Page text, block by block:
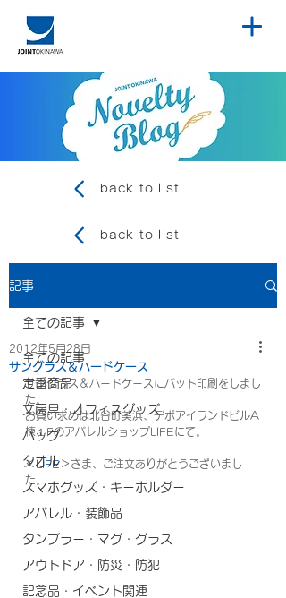
back to list
back to list
記事
全ての記事
定番商品
文房具・オフィスグッズ
バッグ
タオル
スマホグッズ・キーホルダー
アパレル・装飾品
タンブラー・マグ・グラス
アウトドア・防災・防犯
記念品・イベント関連
全ての記事
サングラス＆ハードケース
2012年5月28日
サングラス＆ハードケースにパット印刷をしまし
た。
お買い求めは北谷町美浜、デポアイランドビルA
棟１FのアパレルショップLIFEにて。
＜LIFE＞さま、ご注文ありがとうございまし
た。